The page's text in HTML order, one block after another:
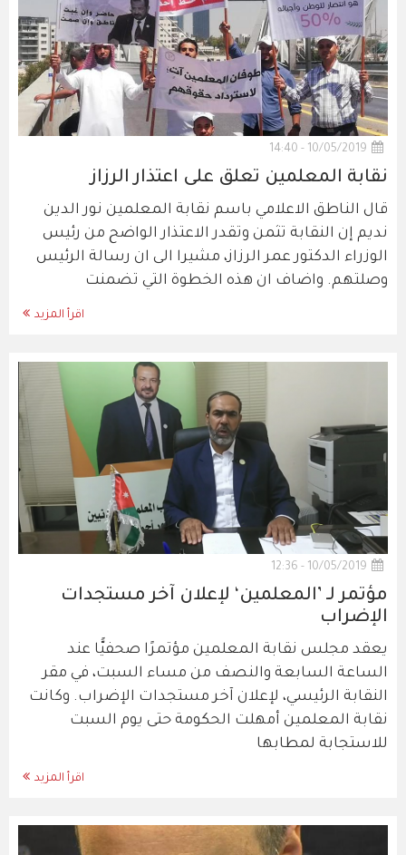
10/05/2019 - 14:40
نقابة المعلمين تعلق على اعتذار الرزاز
قال الناطق الاعلامي باسم نقابة المعلمين نور الدين
نديم إن النقابة تثمن وتقدر الاعتذار الواضح من رئيس
الوزراء الدكتور عمر الرزاز، مشيرا الى ان رسالة الرئيس
وصلتهم. واضاف ان هذه الخطوة التي تضمنت
اقرأ المزيد
10/05/2019 - 12:36
مؤتمر لـ ’المعلمين‘ لإعلان آخر مستجدات
الإضراب
يعقد مجلس نقابة المعلمين مؤتمرًا صحفيًّا عند
الساعة السابعة والنصف من مساء السبت، في مقر
النقابة الرئيسي، لإعلان آخر مستجدات الإضراب. وكانت
نقابة المعلمين أمهلت الحكومة حتى يوم السبت
للاستجابة لمطابها
اقرأ المزيد